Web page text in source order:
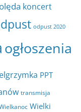
koncert
odpust 2020
ogłoszenia
PPT
transmisja
Wielki